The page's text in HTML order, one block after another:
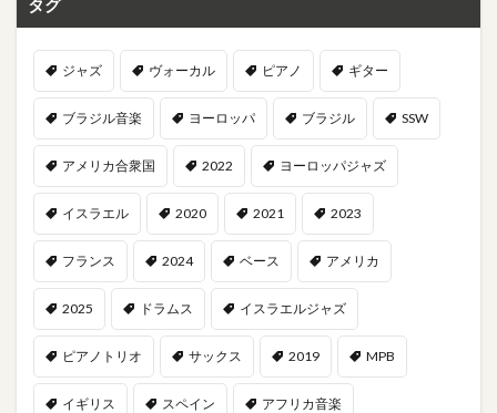
タグ
ジャズ ヴォーカル ピアノ ギター
ブラジル音楽 ヨーロッパ ブラジル SSW
アメリカ合衆国 2022 ヨーロッパジャズ
イスラエル 2020 2021 2023
フランス 2024 ベース アメリカ
2025 ドラムス イスラエルジャズ
ピアノトリオ サックス 2019 MPB
イギリス スペイン アフリカ音楽